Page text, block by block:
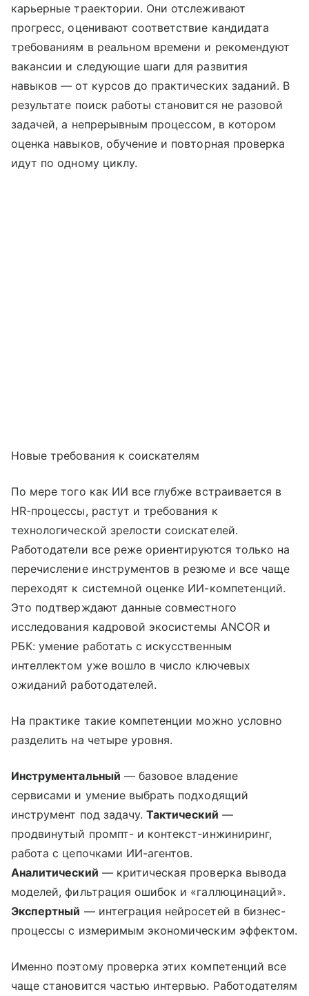
карьерные траектории. Они отслеживают
прогресс, оценивают соответствие кандидата
требованиям в реальном времени и рекомендуют
вакансии и следующие шаги для развития
навыков — от курсов до практических заданий. В
результате поиск работы становится не разовой
задачей, а непрерывным процессом, в котором
оценка навыков, обучение и повторная проверка
идут по одному циклу.
Новые требования к соискателям
По мере того как ИИ все глубже встраивается в
HR-процессы, растут и требования к
технологической зрелости соискателей.
Работодатели все реже ориентируются только на
перечисление инструментов в резюме и все чаще
переходят к системной оценке ИИ-компетенций.
Это подтверждают данные совместного
исследования кадровой экосистемы ANCOR и
РБК: умение работать с искусственным
интеллектом уже вошло в число ключевых
ожиданий работодателей.
На практике такие компетенции можно условно
разделить на четыре уровня.
Инструментальный — базовое владение
сервисами и умение выбрать подходящий
инструмент под задачу.Тактический —
продвинутый промпт- и контекст-инжиниринг,
работа с цепочками ИИ-агентов.
Аналитический — критическая проверка вывода
моделей, фильтрация ошибок и «галлюцинаций».
Экспертный — интеграция нейросетей в бизнес-
процессы с измеримым экономическим эффектом.
Именно поэтому проверка этих компетенций все
чаще становится частью интервью. Работодателям